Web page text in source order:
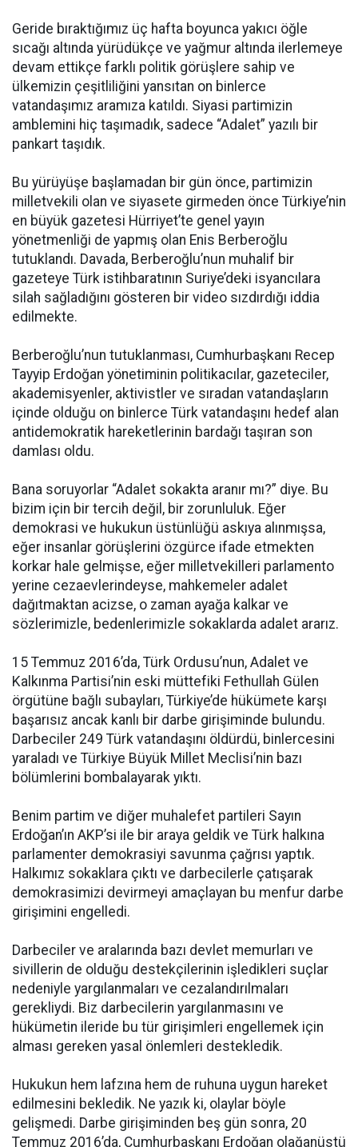
Geride bıraktığımız üç hafta boyunca yakıcı öğle
sıcağı altında yürüdükçe ve yağmur altında ilerlemeye
devam ettikçe farklı politik görüşlere sahip ve
ülkemizin çeşitliliğini yansıtan on binlerce
vatandaşımız aramıza katıldı. Siyasi partimizin
amblemini hiç taşımadık, sadece “Adalet” yazılı bir
pankart taşıdık.
Bu yürüyüşe başlamadan bir gün önce, partimizin
milletvekili olan ve siyasete girmeden önce Türkiye’nin
en büyük gazetesi Hürriyet’te genel yayın
yönetmenliği de yapmış olan Enis Berberoğlu
tutuklandı. Davada, Berberoğlu’nun muhalif bir
gazeteye Türk istihbaratının Suriye’deki isyancılara
silah sağladığını gösteren bir video sızdırdığı iddia
edilmekte.
Berberoğlu’nun tutuklanması, Cumhurbaşkanı Recep
Tayyip Erdoğan yönetiminin politikacılar, gazeteciler,
akademisyenler, aktivistler ve sıradan vatandaşların
içinde olduğu on binlerce Türk vatandaşını hedef alan
antidemokratik hareketlerinin bardağı taşıran son
damlası oldu.
Bana soruyorlar “Adalet sokakta aranır mı?” diye. Bu
bizim için bir tercih değil, bir zorunluluk. Eğer
demokrasi ve hukukun üstünlüğü askıya alınmışsa,
eğer insanlar görüşlerini özgürce ifade etmekten
korkar hale gelmişse, eğer milletvekilleri parlamento
yerine cezaevlerindeyse, mahkemeler adalet
dağıtmaktan acizse, o zaman ayağa kalkar ve
sözlerimizle, bedenlerimizle sokaklarda adalet ararız.
15 Temmuz 2016’da, Türk Ordusu’nun, Adalet ve
Kalkınma Partisi’nin eski müttefiki Fethullah Gülen
örgütüne bağlı subayları, Türkiye’de hükümete karşı
başarısız ancak kanlı bir darbe girişiminde bulundu.
Darbeciler 249 Türk vatandaşını öldürdü, binlercesini
yaraladı ve Türkiye Büyük Millet Meclisi’nin bazı
bölümlerini bombalayarak yıktı.
Benim partim ve diğer muhalefet partileri Sayın
Erdoğan’ın AKP’si ile bir araya geldik ve Türk halkına
parlamenter demokrasiyi savunma çağrısı yaptık.
Halkımız sokaklara çıktı ve darbecilerle çatışarak
demokrasimizi devirmeyi amaçlayan bu menfur darbe
girişimini engelledi.
Darbeciler ve aralarında bazı devlet memurları ve
sivillerin de olduğu destekçilerinin işledikleri suçlar
nedeniyle yargılanmaları ve cezalandırılmaları
gerekliydi. Biz darbecilerin yargılanmasını ve
hükümetin ileride bu tür girişimleri engellemek için
alması gereken yasal önlemleri destekledik.
Hukukun hem lafzına hem de ruhuna uygun hareket
edilmesini bekledik. Ne yazık ki, olaylar böyle
gelişmedi. Darbe girişiminden beş gün sonra, 20
Temmuz 2016’da, Cumhurbaşkanı Erdoğan olağanüstü